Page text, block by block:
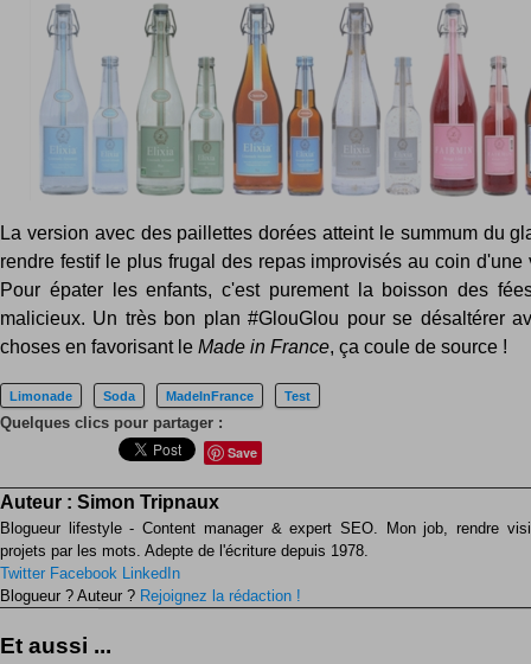
La version avec des paillettes dorées atteint le summum du
rendre festif le plus frugal des repas improvisés au coin d'une
Pour épater les enfants, c'est purement la boisson des
malicieux. Un très bon plan #GlouGlou pour se désaltérer
choses en favorisant le Made in France, ça coule de source !
Limonade Soda MadeInFrance Test
Quelques clics pour partager :
Save
Auteur : Simon Tripnaux
Blogueur lifestyle - Content manager & expert SEO. Mon job, rendre
projets par les mots. Adepte de l'écriture depuis 1978.
Twitter Facebook LinkedIn
Blogueur ? Auteur ? Rejoignez la rédaction !
Et aussi ...